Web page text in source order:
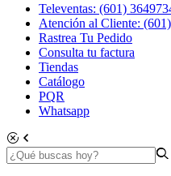
Televentas: (601)
Atención al Cliente:
Rastrea Tu Pedido
Consulta tu factura
Tiendas
Catálogo
PQR
Whatsapp